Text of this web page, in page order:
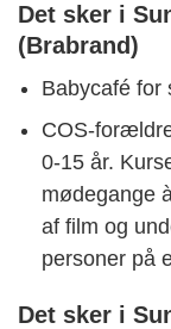
Det sker i
(Brabrand)
Babycafé for
COS-
0-15 år.
mødegange
af film og
personer på
Det sker i